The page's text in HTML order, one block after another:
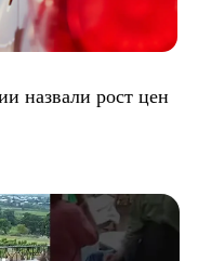
назвали рост цен